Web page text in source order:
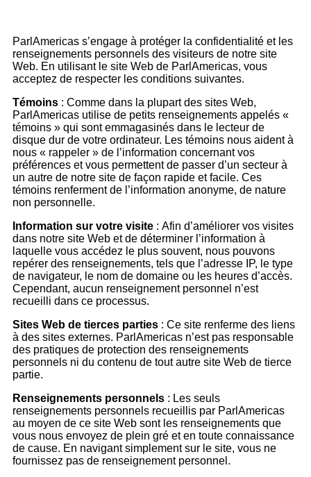
ParlAmericas s’engage à protéger la confidentialité et les
renseignements personnels des visiteurs de notre site
Web. En utilisant le site Web de ParlAmericas, vous
acceptez de respecter les conditions suivantes.
Témoins : Comme dans la plupart des sites Web,
ParlAmericas utilise de petits renseignements appelés «
témoins » qui sont emmagasinés dans le lecteur de
disque dur de votre ordinateur. Les témoins nous aident à
nous « rappeler » de l’information concernant vos
préférences et vous permettent de passer d’un secteur à
un autre de notre site de façon rapide et facile. Ces
témoins renferment de l’information anonyme, de nature
non personnelle.
Information sur votre visite : Afin d’améliorer vos visites
dans notre site Web et de déterminer l’information à
laquelle vous accédez le plus souvent, nous pouvons
repérer des renseignements, tels que l’adresse IP, le type
de navigateur, le nom de domaine ou les heures d’accès.
Cependant, aucun renseignement personnel n’est
recueilli dans ce processus.
Sites Web de tierces parties : Ce site renferme des liens
à des sites externes. ParlAmericas n’est pas responsable
des pratiques de protection des renseignements
personnels ni du contenu de tout autre site Web de tierce
partie.
Renseignements personnels : Les seuls
renseignements personnels recueillis par ParlAmericas
au moyen de ce site Web sont les renseignements que
vous nous envoyez de plein gré et en toute connaissance
de cause. En navigant simplement sur le site, vous ne
fournissez pas de renseignement personnel.